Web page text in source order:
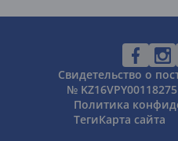
Свидетельство о
№
Политика
ТегиКарта сайта